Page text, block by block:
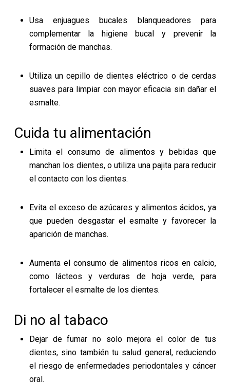
Usa enjuagues bucales blanqueadores para
complementar la higiene bucal y prevenir la
formación de manchas.
Utiliza un cepillo de dientes eléctrico o de cerdas
suaves para limpiar con mayor eficacia sin dañar el
esmalte.
Cuida tu alimentación
Limita el consumo de alimentos y bebidas que
manchan los dientes, o utiliza una pajita para reducir
el contacto con los dientes.
Evita el exceso de azúcares y alimentos ácidos, ya
que pueden desgastar el esmalte y favorecer la
aparición de manchas.
Aumenta el consumo de alimentos ricos en calcio,
como lácteos y verduras de hoja verde, para
fortalecer el esmalte de los dientes.
Di no al tabaco
Dejar de fumar no solo mejora el color de tus
dientes, sino también tu salud general, reduciendo
el riesgo de enfermedades periodontales y cáncer
oral.